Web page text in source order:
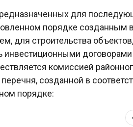
для
порядке созданным в
для строительства объектов,
инвестиционными договорами
комиссией
созданной в
порядке: